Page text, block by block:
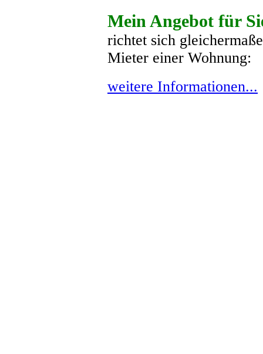
Mein Angebot für
richtet sich
Mieter einer Wohnung:
weitere Informationen...